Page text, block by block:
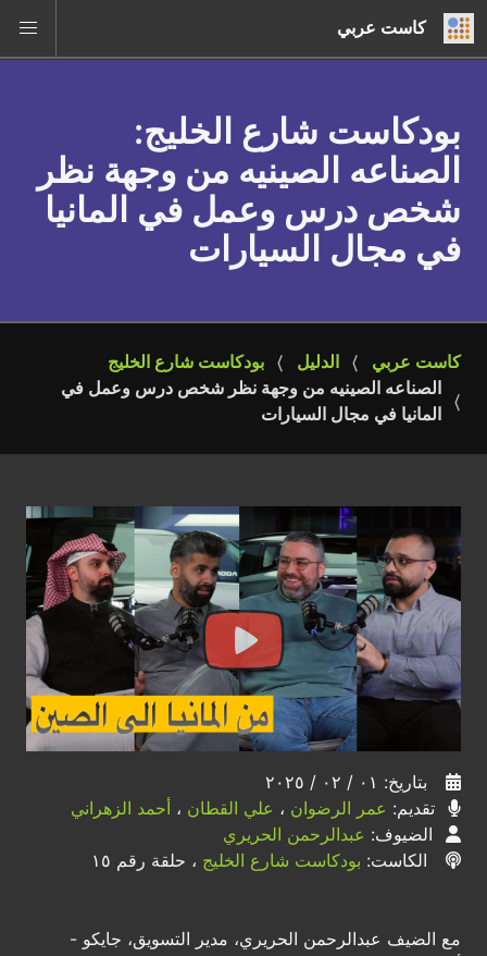
كاست عربي
بودكاست شارع الخليج:
الصناعه الصينيه من وجهة نظر
شخص درس وعمل في المانيا
في مجال السيارات
كاست عربي الدليل
بودكاست شارع الخليج
الصناعه الصينيه من وجهة نظر شخص درس وعمل في
المانيا في مجال السيارات
بتاريخ: ٠١ / ٠٢ / ٢٠٢٥
تقديم: عمر الرضوان ، علي القطان ، أحمد الزهراني
الضيوف: عبدالرحمن الحريري
الكاست: بودكاست شارع الخليج ، حلقة رقم ١٥
مع الضيف عبدالرحمن الحريري، مدير التسويق، جايكو -